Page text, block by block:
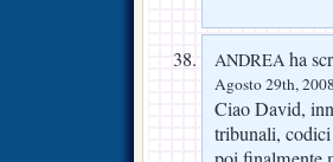
ANDREA ha
Agosto 29th,
Ciao David,
tribunali,